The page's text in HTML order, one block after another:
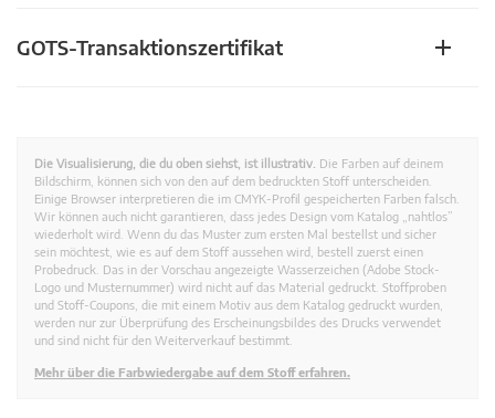
GOTS-Transaktionszertifikat
Die Visualisierung, die du oben siehst, ist illustrativ. Die Farben auf deinem
Bildschirm, können sich von den auf dem bedruckten Stoff unterscheiden.
Einige Browser interpretieren die im CMYK-Profil gespeicherten Farben falsch.
Wir können auch nicht garantieren, dass jedes Design vom Katalog „nahtlos”
wiederholt wird. Wenn du das Muster zum ersten Mal bestellst und sicher
sein möchtest, wie es auf dem Stoff aussehen wird, bestell zuerst einen
Probedruck. Das in der Vorschau angezeigte Wasserzeichen (Adobe Stock-
Logo und Musternummer) wird nicht auf das Material gedruckt. Stoffproben
und Stoff-Coupons, die mit einem Motiv aus dem Katalog gedruckt wurden,
werden nur zur Überprüfung des Erscheinungsbildes des Drucks verwendet
und sind nicht für den Weiterverkauf bestimmt.
Mehr über die Farbwiedergabe auf dem Stoff erfahren.